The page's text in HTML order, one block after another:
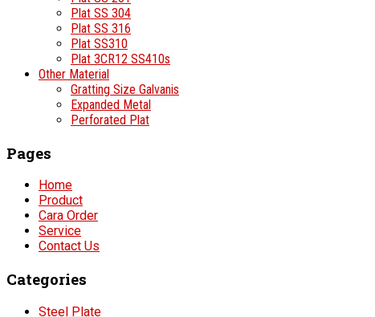
Plat SS 304
Plat SS 316
Plat SS310
Plat 3CR12 SS410s
Other Material
Gratting Size Galvanis
Expanded Metal
Perforated Plat
Pages
Home
Product
Cara Order
Service
Contact Us
Categories
Steel Plate